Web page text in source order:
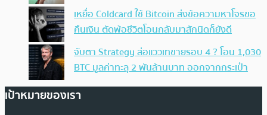
เหยื่อ Coldcard ใช้ Bitcoin ส่งข้อความหาโจรขอ
คืนเงิน ตัดพ้อชีวิตโอนกลับมาสักนิดก็ยังดี
จับตา Strategy ส่อแววเทขายรอบ 4 ? โอน 1,030
BTC มูลค่าทะลุ 2 พันล้านบาท ออกจากกระเป๋า
เป้าหมายของเรา